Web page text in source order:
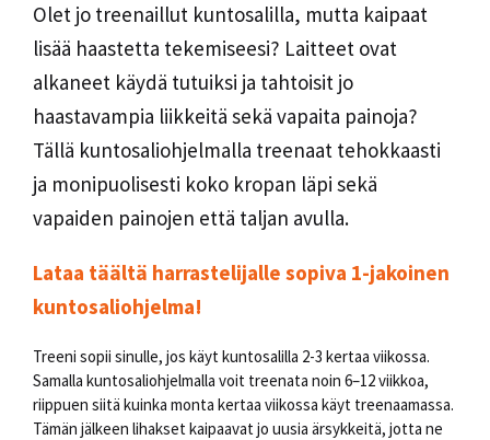
Olet jo treenaillut kuntosalilla, mutta kaipaat
lisää haastetta tekemiseesi? Laitteet ovat
alkaneet käydä tutuiksi ja tahtoisit jo
haastavampia liikkeitä sekä vapaita painoja?
Tällä kuntosaliohjelmalla treenaat tehokkaasti
ja monipuolisesti koko kropan läpi sekä
vapaiden painojen että taljan avulla.
Lataa täältä harrastelijalle sopiva 1-jakoinen
kuntosaliohjelma!
Treeni sopii sinulle, jos käyt kuntosalilla 2-3 kertaa viikossa.
Samalla kuntosaliohjelmalla voit treenata noin 6–12 viikkoa,
riippuen siitä kuinka monta kertaa viikossa käyt treenaamassa.
Tämän jälkeen lihakset kaipaavat jo uusia ärsykkeitä, jotta ne